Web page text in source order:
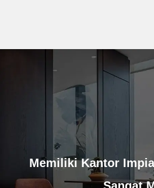
Memiliki Kantor
Sangat